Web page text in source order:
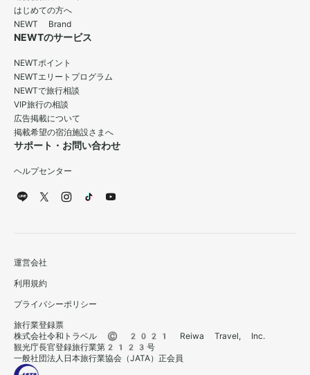
はじめての方へ
NEWT Brand
NEWTのサービス
NEWTポイント
NEWTエリートプログラム
NEWTで旅行相談
VIP旅行の相談
広告掲載について
掲載希望の宿泊施設さまへ
サポート・お問い合わせ
ヘルプセンター
運営会社
利用規約
プライバシーポリシー
旅行業登録票
株式会社令和トラベル © 2021 Reiwa Travel, Inc.
観光庁長官登録旅行業第2123号
一般社団法人日本旅行業協会（JATA）正会員